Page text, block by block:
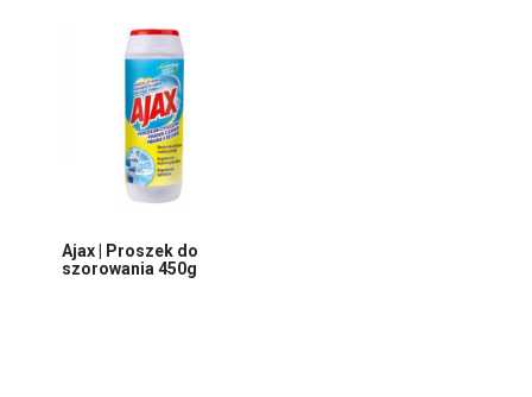
Ajax | Proszek do
szorowania 450g